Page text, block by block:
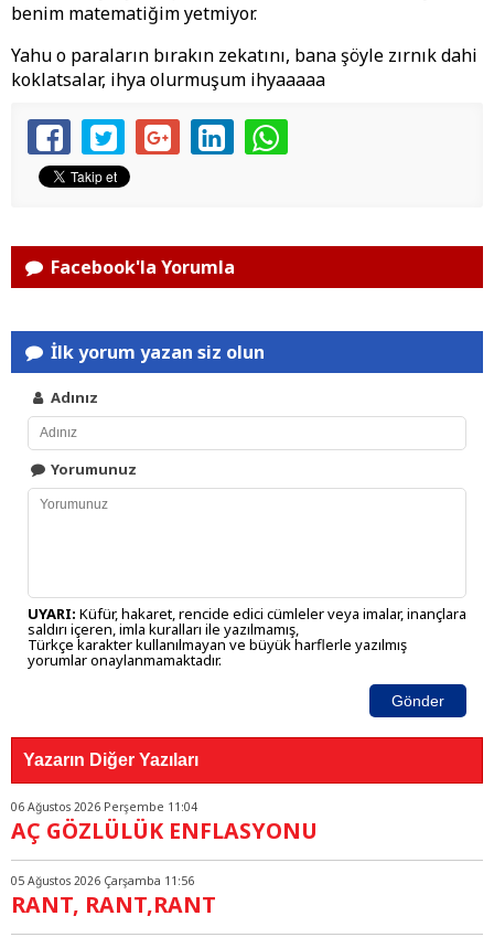
benim matematiğim yetmiyor.
Yahu o paraların bırakın zekatını, bana şöyle zırnık dahi
koklatsalar, ihya olurmuşum ihyaaaaa
Facebook'la Yorumla
İlk yorum yazan siz olun
Adınız
Yorumunuz
UYARI: Küfür, hakaret, rencide edici cümleler veya imalar, inançlara
saldırı içeren, imla kuralları ile yazılmamış,
Türkçe karakter kullanılmayan ve büyük harflerle yazılmış
yorumlar onaylanmamaktadır.
Gönder
Yazarın Diğer Yazıları
06 Ağustos 2026 Perşembe 11:04
AÇ GÖZLÜLÜK ENFLASYONU
05 Ağustos 2026 Çarşamba 11:56
RANT, RANT,RANT